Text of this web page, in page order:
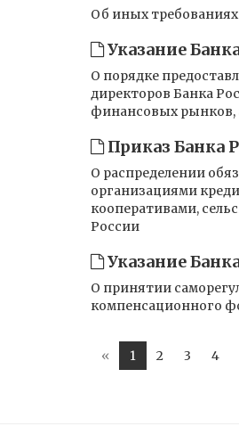
Об иных
Указание
О порядке
директоров Банка
финансовых рынков,
Приказ Банка
О распределении
организациями
кооперативами,
России
Указание
О принятии
компенсационного
« 1 2 3 4